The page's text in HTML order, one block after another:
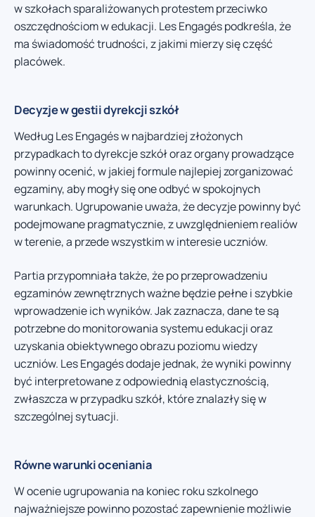
w szkołach sparaliżowanych protestem przeciwko
oszczędnościom w edukacji. Les Engagés podkreśla, że
ma świadomość trudności, z jakimi mierzy się część
placówek.
Decyzje w gestii dyrekcji szkół
Według Les Engagés w najbardziej złożonych
przypadkach to dyrekcje szkół oraz organy prowadzące
powinny ocenić, w jakiej formule najlepiej zorganizować
egzaminy, aby mogły się one odbyć w spokojnych
warunkach. Ugrupowanie uważa, że decyzje powinny być
podejmowane pragmatycznie, z uwzględnieniem realiów
w terenie, a przede wszystkim w interesie uczniów.
Partia przypomniała także, że po przeprowadzeniu
egzaminów zewnętrznych ważne będzie pełne i szybkie
wprowadzenie ich wyników. Jak zaznacza, dane te są
potrzebne do monitorowania systemu edukacji oraz
uzyskania obiektywnego obrazu poziomu wiedzy
uczniów. Les Engagés dodaje jednak, że wyniki powinny
być interpretowane z odpowiednią elastycznością,
zwłaszcza w przypadku szkół, które znalazły się w
szczególnej sytuacji.
Równe warunki oceniania
W ocenie ugrupowania na koniec roku szkolnego
najważniejsze powinno pozostać zapewnienie możliwie